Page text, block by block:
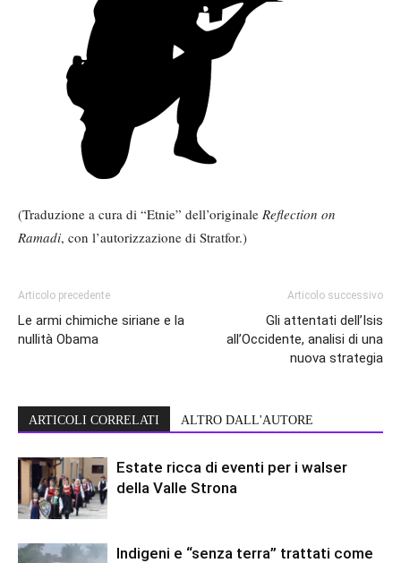
(Traduzione a cura di “Etnie” dell’originale Reflection on
Ramadi, con l’autorizzazione di Stratfor.)
Articolo precedente
Le armi chimiche siriane e la
nullità Obama
Articolo successivo
Gli attentati dell’Isis
all’Occidente, analisi di una
nuova strategia
ARTICOLI CORRELATI ALTRO DALL'AUTORE
Estate ricca di eventi per i walser
della Valle Strona
Indigeni e “senza terra” trattati come